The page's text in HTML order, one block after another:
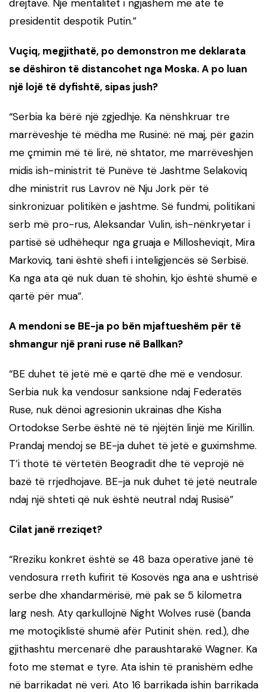
drejtave. Një mentalitet i ngjashëm me atë të
presidentit despotik Putin.”
Vuçiq, megjithatë, po demonstron me deklarata
se dëshiron të distancohet nga Moska. A po luan
një lojë të dyfishtë, sipas jush?
“Serbia ka bërë një zgjedhje. Ka nënshkruar tre
marrëveshje të mëdha me Rusinë: në maj, për gazin
me çmimin më të lirë, në shtator, me marrëveshjen
midis ish-ministrit të Punëve të Jashtme Selakoviq
dhe ministrit rus Lavrov në Nju Jork për të
sinkronizuar politikën e jashtme. Së fundmi, politikani
serb më pro-rus, Aleksandar Vulin, ish-nënkryetar i
partisë së udhëhequr nga gruaja e Millosheviqit, Mira
Markoviq, tani është shefi i inteligjencës së Serbisë.
Ka nga ata që nuk duan të shohin, kjo është shumë e
qartë për mua”.
A mendoni se BE-ja po bën mjaftueshëm për të
shmangur një prani ruse në Ballkan?
“BE duhet të jetë më e qartë dhe më e vendosur.
Serbia nuk ka vendosur sanksione ndaj Federatës
Ruse, nuk dënoi agresionin ukrainas dhe Kisha
Ortodokse Serbe është në të njëjtën linjë me Kirillin.
Prandaj mendoj se BE-ja duhet të jetë e guximshme.
T’i thotë të vërtetën Beogradit dhe të veprojë në
bazë të rrjedhojave. BE-ja nuk duhet të jetë neutrale
ndaj një shteti që nuk është neutral ndaj Rusisë”
Cilat janë rreziqet?
“Rreziku konkret është se 48 baza operative janë të
vendosura rreth kufirit të Kosovës nga ana e ushtrisë
serbe dhe xhandarmërisë, më pak se 5 kilometra
larg nesh. Aty qarkullojnë Night Wolves rusë (banda
me motoçiklistë shumë afër Putinit shën. red.), dhe
gjithashtu mercenarë dhe paraushtarakë Wagner. Ka
foto me stemat e tyre. Ata ishin të pranishëm edhe
në barrikadat në veri. Ato 16 barrikada ishin barrikada